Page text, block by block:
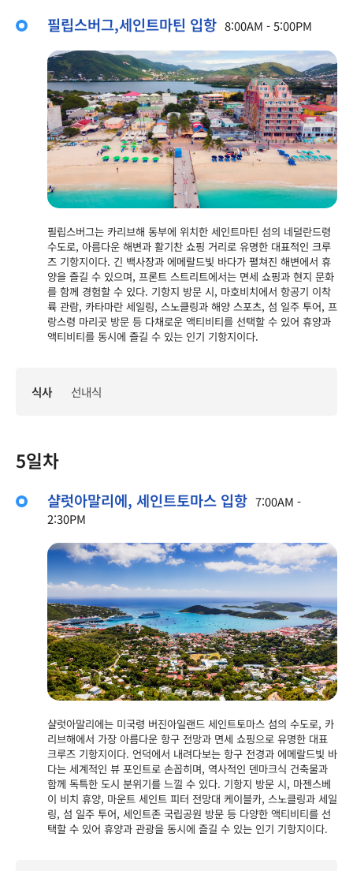
필립스버그,세인트마틴 입항 8:00AM - 5:00PM
필립스버그는 카리브해 동부에 위치한 세인트마틴 섬의 네덜란드령
수도로, 아름다운 해변과 활기찬 쇼핑 거리로 유명한 대표적인 크루
즈 기항지이다. 긴 백사장과 에메랄드빛 바다가 펼쳐진 해변에서 휴
양을 즐길 수 있으며, 프론트 스트리트에서는 면세 쇼핑과 현지 문화
를 함께 경험할 수 있다. 기항지 방문 시, 마호비치에서 항공기 이착
륙 관람, 카타마란 세일링, 스노클링과 해양 스포츠, 섬 일주 투어, 프
랑스령 마리곳 방문 등 다채로운 액티비티를 선택할 수 있어 휴양과
액티비티를 동시에 즐길 수 있는 인기 기항지이다.
식사 선내식
5일차
샬럿아말리에, 세인트토마스 입항 7:00AM -
2:30PM
샬럿아말리에는 미국령 버진아일랜드 세인트토마스 섬의 수도로, 카
리브해에서 가장 아름다운 항구 전망과 면세 쇼핑으로 유명한 대표
크루즈 기항지이다. 언덕에서 내려다보는 항구 전경과 에메랄드빛 바
다는 세계적인 뷰 포인트로 손꼽히며, 역사적인 덴마크식 건축물과
함께 독특한 도시 분위기를 느낄 수 있다. 기항지 방문 시, 마젠스베
이 비치 휴양, 마운트 세인트 피터 전망대 케이블카, 스노클링과 세일
링, 섬 일주 투어, 세인트존 국립공원 방문 등 다양한 액티비티를 선
택할 수 있어 휴양과 관광을 동시에 즐길 수 있는 인기 기항지이다.